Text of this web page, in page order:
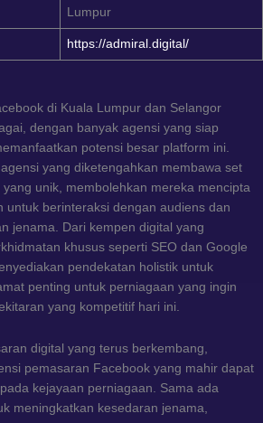
Lumpur
https://admiral.digital/
di Kuala Lumpur dan Selangor
dengan banyak agensi yang siap
potensi besar platform ini.
yang diketengahkan membawa set
unik, membolehkan mereka mencipta
untuk berinteraksi dengan audiens dan
jenama. Dari kempen digital yang
khusus seperti SEO dan Google
pendekatan holistik untuk
penting untuk perniagaan yang ingin
yang kompetitif hari ini.
digital yang terus berkembang,
pemasaran Facebook yang mahir dapat
kejayaan perniagaan. Sama ada
meningkatkan kesedaran jenama,